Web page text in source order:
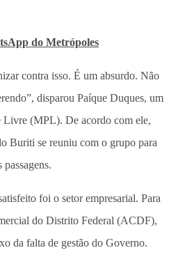
do Metrópoles
contra isso. É um absurdo. Não
disparou Paíque Duques, um
Livre (MPL). De acordo com ele,
Buriti se reuniu com o grupo para
foi o setor empresarial. Para
do Distrito Federal (ACDF),
da falta de gestão do Governo.